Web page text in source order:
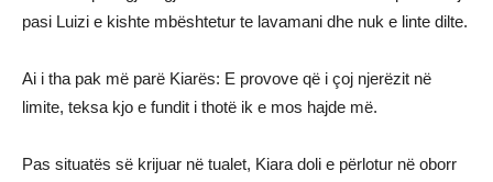
pasi Luizi e kishte mbështetur te lavamani dhe nuk e linte dilte.
Ai i tha pak më parë Kiarës: E provove që i çoj njerëzit në
limite, teksa kjo e fundit i thotë ik e mos hajde më.
Pas situatës së krijuar në tualet, Kiara doli e përlotur në oborr